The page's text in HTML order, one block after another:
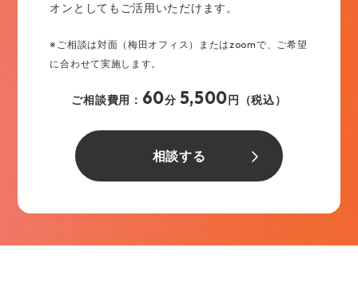
オンとしてもご活用いただけます。
※ご相談は対面（梅田オフィス）またはzoomで、ご希望
に合わせて実施します。
ご相談費用： 60分 5,500円（税込）
相談する